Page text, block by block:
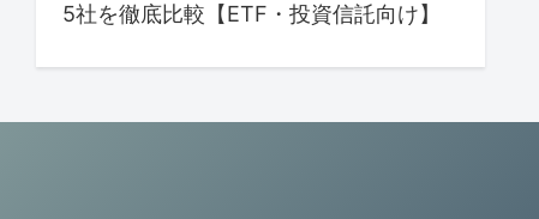
5社を徹底比較【ETF・投資信託向け】